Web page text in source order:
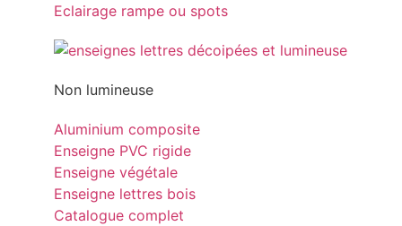
Eclairage rampe ou spots
Non lumineuse
Aluminium composite
Enseigne PVC rigide
Enseigne végétale
Enseigne lettres bois
Catalogue complet